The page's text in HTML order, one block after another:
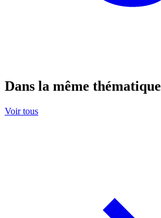
Dans la même thématique
Voir tous